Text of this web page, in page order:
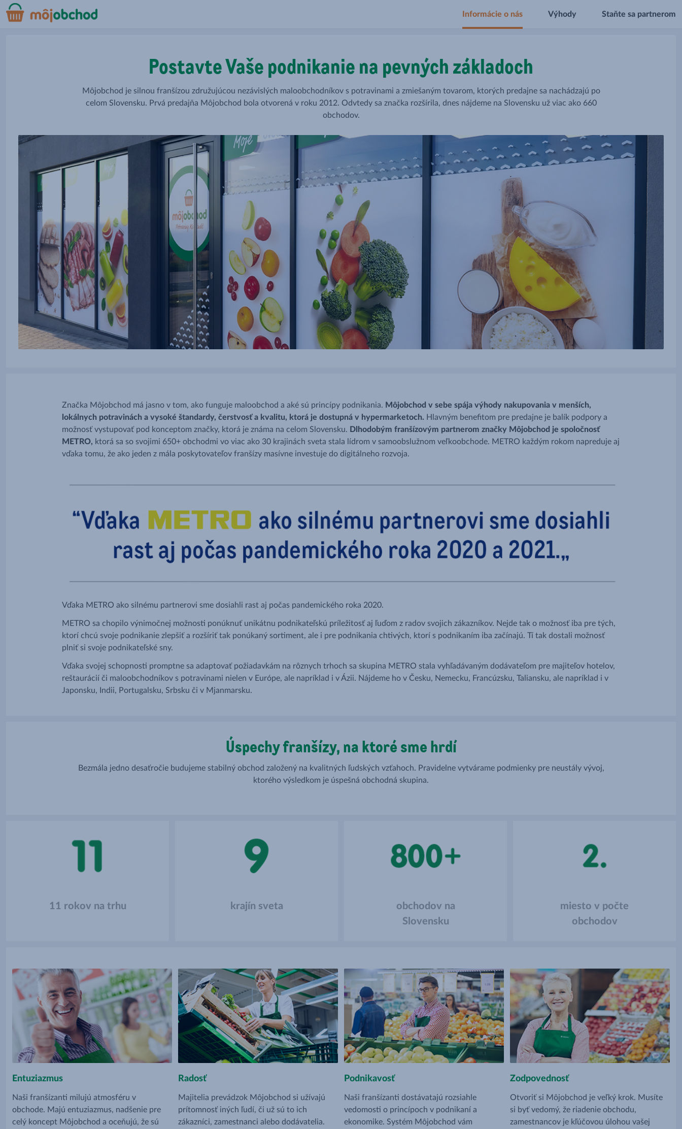
Informácie o nás Výhody Staňte sa partnerom
Postavte Vaše podnikanie na pevných základoch
Môjobchod je silnou franšízou združujúcou nezávislých maloobchodníkov s potravinami a zmiešaným tovarom, ktorých predajne sa nachádzajú po
celom Slovensku. Prvá predajňa Môjobchod bola otvorená v roku 2012. Odvtedy sa značka rozšírila, dnes nájdeme na Slovensku už viac ako 660
obchodov.
Značka Môjobchod má jasno v tom, ako funguje maloobchod a aké sú princípy podnikania. Môjobchod v sebe spája výhody nakupovania v menších,
lokálnych potravinách a vysoké štandardy, čerstvosť a kvalitu, ktorá je dostupná v hypermarketoch. Hlavným benefitom pre predajne je balík podpory a
možnosť vystupovať pod konceptom značky, ktorá je známa na celom Slovensku. Dlhodobým franšízovým partnerom značky Môjobchod je spoločnosť
METRO, ktorá sa so svojimi 650+ obchodmi vo viac ako 30 krajinách sveta stala lídrom v samoobslužnom veľkoobchode. METRO každým rokom napreduje aj
vďaka tomu, že ako jeden z mála poskytovateľov franšízy masívne investuje do digitálneho rozvoja.
Vďaka METRO ako silnému partnerovi sme dosiahli rast aj počas pandemického roka 2020.
METRO sa chopilo výnimočnej možnosti ponúknuť unikátnu podnikateľskú príležitosť aj ľuďom z radov svojich zákazníkov. Nejde tak o možnosť iba pre tých,
ktorí chcú svoje podnikanie zlepšiť a rozšíriť tak ponúkaný sortiment, ale i pre podnikania chtivých, ktorí s podnikaním iba začínajú. Tí tak dostali možnosť
plniť si svoje podnikateľské sny.
Vďaka svojej schopnosti promptne sa adaptovať požiadavkám na rôznych trhoch sa skupina METRO stala vyhľadávaným dodávateľom pre majiteľov hotelov,
reštaurácií či maloobchodníkov s potravinami nielen v Európe, ale napríklad i v Ázii. Nájdeme ho v Česku, Nemecku, Francúzsku, Taliansku, ale napríklad i v
Japonsku, Indii, Portugalsku, Srbsku či v Mjanmarsku.
Úspechy franšízy, na ktoré sme hrdí
Bezmála jedno desaťročie budujeme stabilný obchod založený na kvalitných ľudských vzťahoch. Pravidelne vytvárame podmienky pre neustály vývoj,
ktorého výsledkom je úspešná obchodná skupina.
11 rokov na trhu krajín sveta
obchodov na
Slovensku
miesto v počte
obchodov
Entuziazmus
Naši franšízanti milujú atmosféru v
obchode. Majú entuziazmus, nadšenie pre
celý koncept Môjobchod a oceňujú, že sú
Radosť
Majitelia prevádzok Môjobchod si užívajú
prítomnosť iných ľudí, či už sú to ich
zákazníci, zamestnanci alebo dodávatelia.
Podnikavosť
Naši franšízanti dostávatajú rozsiahle
vedomosti o princípoch v podnikaní a
ekonomike. Systém Môjobchod vám
Zodpovednosť
Otvoriť si Môjobchod je veľký krok. Musíte
si byť vedomý, že riadenie obchodu,
zamestnancov je kľúčovou úlohou vašej